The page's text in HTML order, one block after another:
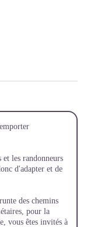
et les randonneurs
d'adapter et de
des chemins
pour la
vous êtes invités à